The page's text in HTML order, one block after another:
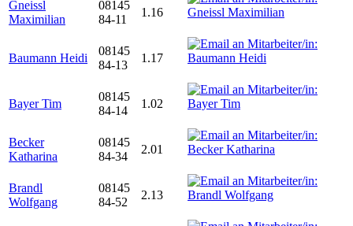
Gneissl
Maximilian
08145
84-11
1.16
Baumann Heidi
08145
84-13
1.17
Bayer Tim
08145
84-14
1.02
Becker
Katharina
08145
84-34
2.01
Brandl
Wolfgang
08145
84-52
2.13